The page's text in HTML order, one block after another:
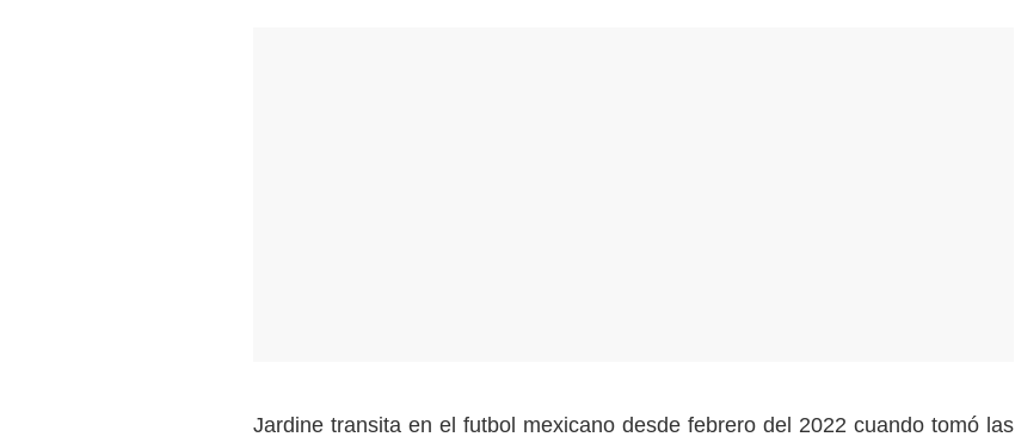
Jardine transita en el futbol mexicano desde febrero del 2022 cuando tomó las